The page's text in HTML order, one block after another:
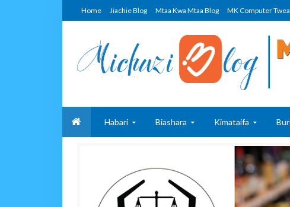
Home Jiachie Blog Mtaa Kwa Mtaa Blog MK Computer
Habari Biashara Kimataifa